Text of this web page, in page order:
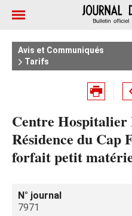
Avis et Communiqués
Tarifs
Centre Hospitalier
Résidence du
forfait petit
N° journal
7971